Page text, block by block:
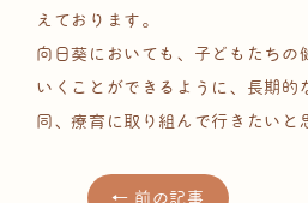
えております。
向日葵においても、子どもたちの
いくことができるように、長期的
同、療育に取り組んで行きたいと
← 前の記事